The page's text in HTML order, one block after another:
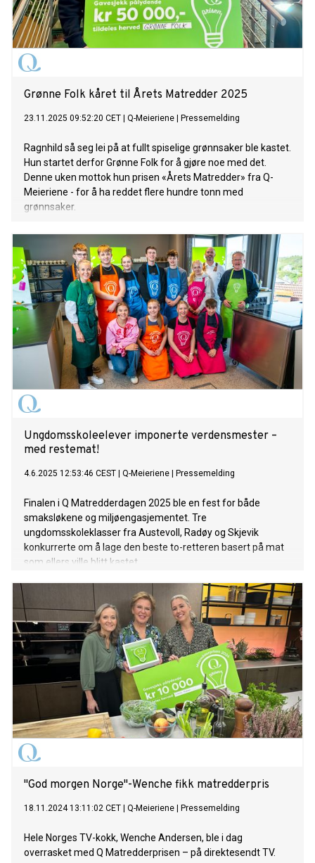
Grønne Folk kåret til Årets Matredder 2025
23.11.2025 09:52:20 CET Q-Meieriene Pressemelding
Ragnhild så seg lei på at fullt spiselige grønnsaker ble kastet.
Hun startet derfor Grønne Folk for å gjøre noe med det.
Denne uken mottok hun prisen «Årets Matredder» fra Q-
Meieriene - for å ha reddet flere hundre tonn med
grønnsaker.
Ungdomsskoleelever imponerte verdensmester –
med restemat!
4.6.2025 12:53:46 CEST Q-Meieriene Pressemelding
Finalen i Q Matredderdagen 2025 ble en fest for både
smaksløkene og miljøengasjementet. Tre
ungdomsskoleklasser fra Austevoll, Radøy og Skjevik
konkurrerte om å lage den beste to-retteren basert på mat
som ellers ville blitt kastet.
"God morgen Norge"-Wenche fikk matredderpris
18.11.2024 13:11:02 CET Q-Meieriene Pressemelding
Hele Norges TV-kokk, Wenche Andersen, ble i dag
overrasket med Q Matredderprisen – på direktesendt TV.